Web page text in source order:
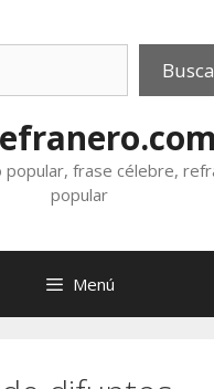
popular, frase célebre,
popular
Menú